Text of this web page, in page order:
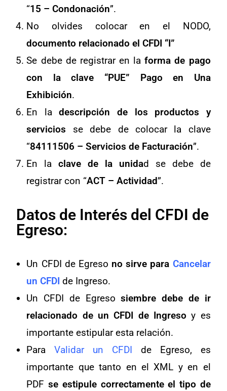
“15 – Condonación”.
No olvides colocar en el NODO,
documento relacionado el CFDI “I”
Se debe de registrar en laforma de pago
con la clave “PUE” Pago en Una
Exhibición.
En ladescripción de los productos y
servicios se debe de colocar la clave
“84111506 – Servicios de Facturación”.
En laclave de la unidad se debe de
registrar con “ACT – Actividad”.
Datos de Interés del CFDI de
Egreso:
Un CFDI de Egreso no sirve para Cancelar
un CFDI de Ingreso.
Un CFDI de Egresosiembre debe de ir
relacionado de un CFDI de Ingreso y es
importante estipular esta relación.
ParaValidar un CFDI de Egreso, es
importante que tanto en el XML y en el
PDFse estipule correctamente el tipo de